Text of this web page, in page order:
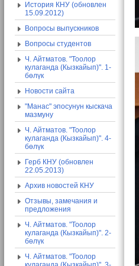
История КНУ (обновлен
15.09.2012)
Вопросы выпускников
Вопросы студентов
Ч. Айтматов. "Тоолор
кулаганда (Кызкайып)". 1-
бөлүк
Новости сайта
"Манас" эпосунун кыскача
мазмуну
Ч. Айтматов. "Тоолор
кулаганда (Кызкайып)". 4-
бөлүк
Герб КНУ (обновлен
22.05.2013)
Архив новостей КНУ
Отзывы, замечания и
предложения
Ч. Айтматов. "Тоолор
кулаганда (Кызкайып)". 2-
бөлүк
Ч. Айтматов. "Тоолор